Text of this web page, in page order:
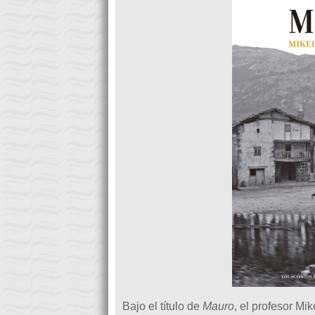
Bajo el título de Mauro, el profesor